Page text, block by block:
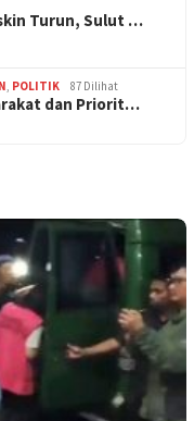
Turun, Sulut …
, POLITIK 87 Dilihat
dan Priorit…